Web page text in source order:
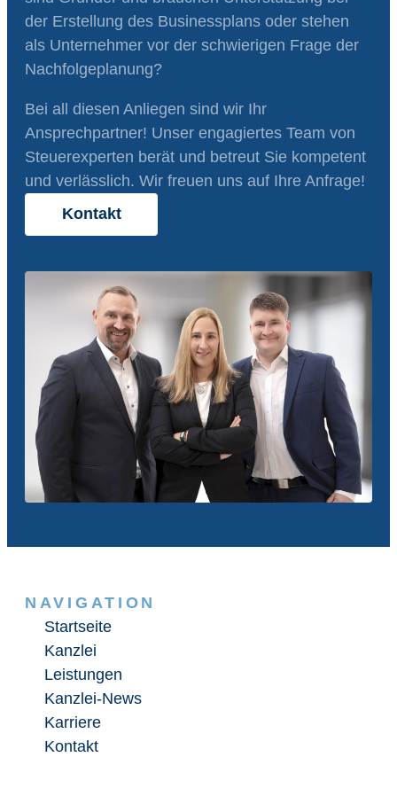
der Erstellung des Businessplans oder stehen
als Unternehmer vor der schwierigen Frage der
Nachfolgeplanung?
Bei all diesen Anliegen sind wir Ihr
Ansprechpartner! Unser engagiertes Team von
Steuerexperten berät und betreut Sie kompetent
und verlässlich. Wir freuen uns auf Ihre Anfrage!
Kontakt
NAVIGATION
Startseite
Kanzlei
Leistungen
Kanzlei-News
Karriere
Kontakt